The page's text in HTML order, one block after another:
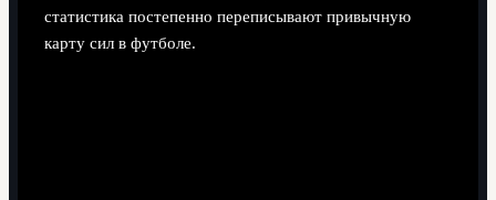
статистика постепенно переписывают привычную
карту сил в футболе.